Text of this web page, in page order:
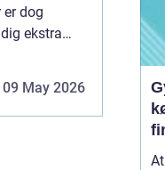
er dog
ekstra
09 May 2026